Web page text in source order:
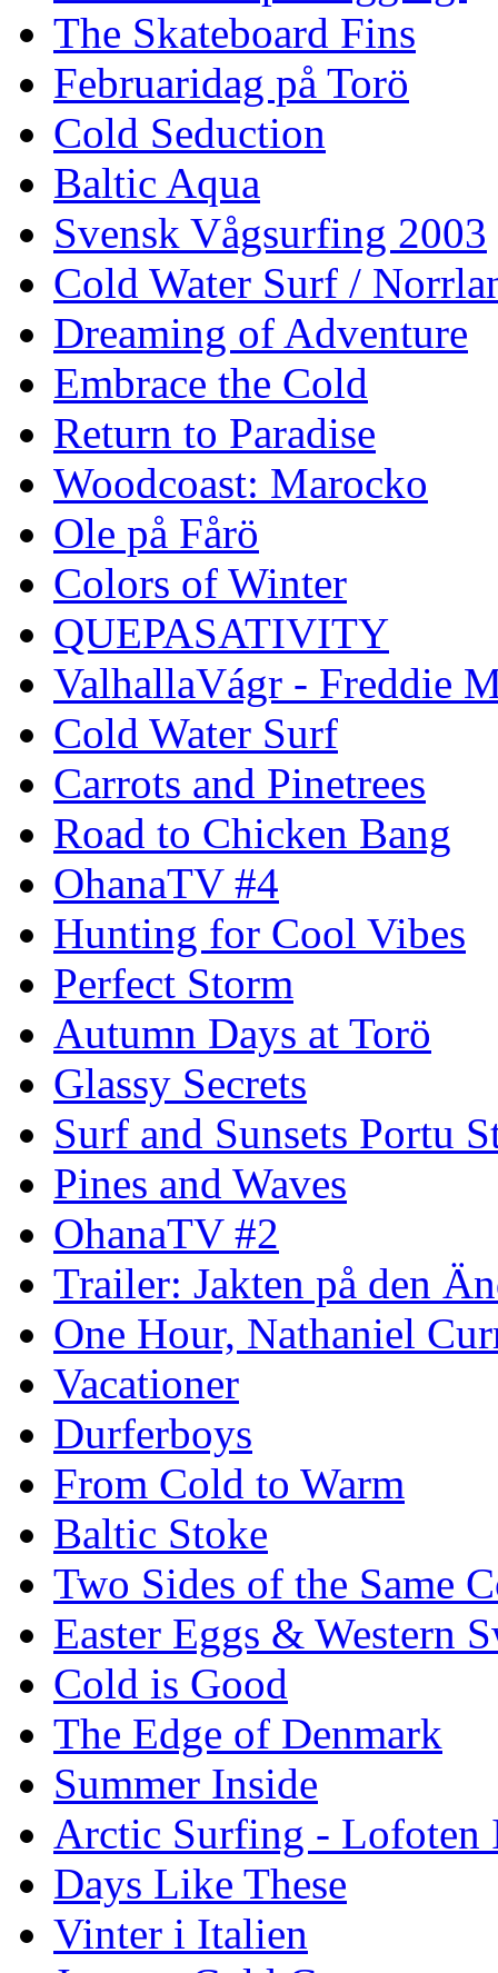
The Skateboard Fins
Februaridag på Torö
Cold Seduction
Baltic Aqua
Svensk Vågsurfing 2003
Cold Water Surf /
Dreaming of Adventure
Embrace the Cold
Return to Paradise
Woodcoast: Marocko
Ole på Fårö
Colors of Winter
QUEPASATIVITY
ValhallaVágr - Freddie
Cold Water Surf
Carrots and Pinetrees
Road to Chicken Bang
OhanaTV #4
Hunting for Cool Vibes
Perfect Storm
Autumn Days at Torö
Glassy Secrets
Surf and Sunsets Portu
Pines and Waves
OhanaTV #2
Trailer: Jakten på den
One Hour, Nathaniel
Vacationer
Durferboys
From Cold to Warm
Baltic Stoke
Two Sides of the Same
Easter Eggs & Western
Cold is Good
The Edge of Denmark
Summer Inside
Arctic Surfing - Lofoten
Days Like These
Vinter i Italien